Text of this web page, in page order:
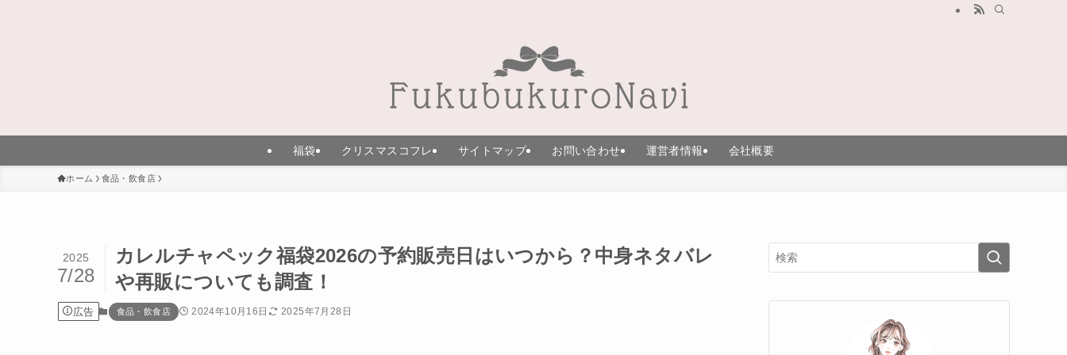
福袋 クリスマスコフレ サイトマップ お問い合わせ 運営者情報 会社概要
ホーム 食品・飲食店
カレルチャペック福袋2026の予約販売日はいつから？中身ネタバレ
や再販についても調査！
2025
7/28
広告 食品・飲食店 2024年10月16日 2025年7月28日